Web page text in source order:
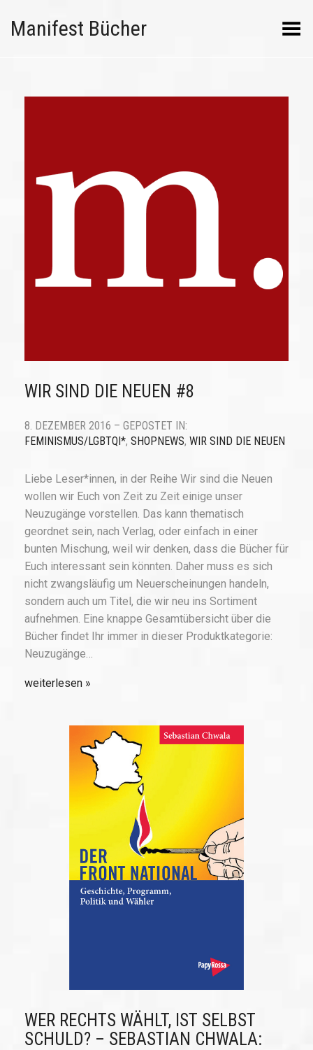
Manifest Bücher Menü umschalten
WIR SIND DIE NEUEN #8
8. DEZEMBER 2016 – GEPOSTET IN:
FEMINISMUS/LGBTQI*, SHOPNEWS, WIR SIND DIE NEUEN
Liebe Leser*innen, in der Reihe Wir sind die Neuen
wollen wir Euch von Zeit zu Zeit einige unser
Neuzugänge vorstellen. Das kann thematisch
geordnet sein, nach Verlag, oder einfach in einer
bunten Mischung, weil wir denken, dass die Bücher für
Euch interessant sein könnten. Daher muss es sich
nicht zwangsläufig um Neuerscheinungen handeln,
sondern auch um Titel, die wir neu ins Sortiment
aufnehmen. Eine knappe Gesamtübersicht über die
Bücher findet Ihr immer in dieser Produktkategorie:
Neuzugänge…
weiterlesen
WER RECHTS WÄHLT, IST SELBST
SCHULD? – SEBASTIAN CHWALA: